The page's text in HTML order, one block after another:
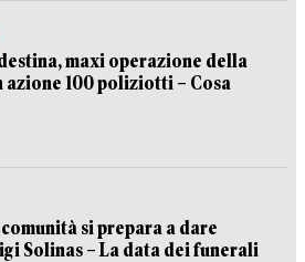
maxi operazione della
azione 100 poliziotti – Cosa
si prepara a dare
Solinas – La data dei funerali